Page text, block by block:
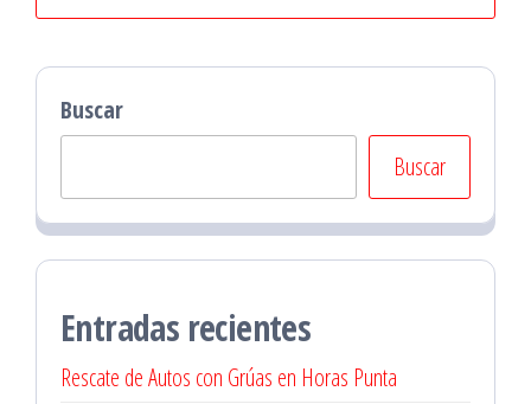
Buscar
Buscar
Entradas recientes
Rescate de Autos con Grúas en Horas Punta